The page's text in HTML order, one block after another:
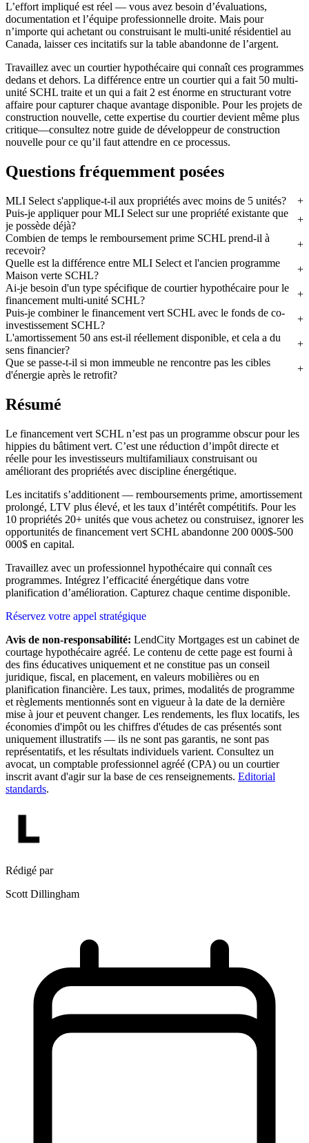
L’effort impliqué est réel — vous avez besoin d’évaluations,
documentation et l’équipe professionnelle droite. Mais pour
n’importe qui achetant ou construisant le multi-unité résidentiel au
Canada, laisser ces incitatifs sur la table abandonne de l’argent.
Travaillez avec un courtier hypothécaire qui connaît ces programmes
dedans et dehors. La différence entre un courtier qui a fait 50 multi-
unité SCHL traite et un qui a fait 2 est énorme en structurant votre
affaire pour capturer chaque avantage disponible. Pour les projets de
construction nouvelle, cette expertise du courtier devient même plus
critique—consultez notre guide de développeur de construction
nouvelle pour ce qu’il faut attendre en ce processus.
Questions fréquemment posées
MLI Select s'applique-t-il aux propriétés avec moins de 5 unités?
Puis-je appliquer pour MLI Select sur une propriété existante que
je possède déjà?
Combien de temps le remboursement prime SCHL prend-il à
recevoir?
Quelle est la différence entre MLI Select et l'ancien programme
Maison verte SCHL?
Ai-je besoin d'un type spécifique de courtier hypothécaire pour le
financement multi-unité SCHL?
Puis-je combiner le financement vert SCHL avec le fonds de co-
investissement SCHL?
L'amortissement 50 ans est-il réellement disponible, et cela a du
sens financier?
Que se passe-t-il si mon immeuble ne rencontre pas les cibles
d'énergie après le retrofit?
Résumé
Le financement vert SCHL n’est pas un programme obscur pour les
hippies du bâtiment vert. C’est une réduction d’impôt directe et
réelle pour les investisseurs multifamiliaux construisant ou
améliorant des propriétés avec discipline énergétique.
Les incitatifs s’additionent — remboursements prime, amortissement
prolongé, LTV plus élevé, et les taux d’intérêt compétitifs. Pour les
10 propriétés 20+ unités que vous achetez ou construisez, ignorer les
opportunités de financement vert SCHL abandonne 200 000$-500
000$ en capital.
Travaillez avec un professionnel hypothécaire qui connaît ces
programmes. Intégrez l’efficacité énergétique dans votre
planification d’amélioration. Capturez chaque centime disponible.
Réservez votre appel stratégique
Avis de non-responsabilité: LendCity Mortgages est un cabinet de
courtage hypothécaire agréé. Le contenu de cette page est fourni à
des fins éducatives uniquement et ne constitue pas un conseil
juridique, fiscal, en placement, en valeurs mobilières ou en
planification financière. Les taux, primes, modalités de programme
et règlements mentionnés sont en vigueur à la date de la dernière
mise à jour et peuvent changer. Les rendements, les flux locatifs, les
économies d'impôt ou les chiffres d'études de cas présentés sont
uniquement illustratifs — ils ne sont pas garantis, ne sont pas
représentatifs, et les résultats individuels varient. Consultez un
avocat, un comptable professionnel agréé (CPA) ou un courtier
inscrit avant d'agir sur la base de ces renseignements. Editorial
standards.
Rédigé par
Scott Dillingham